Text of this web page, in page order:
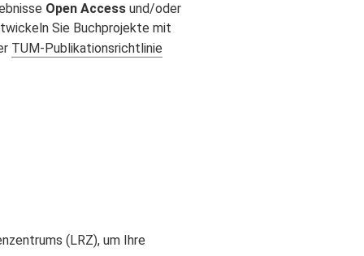
Open Access und/oder
Sie Buchprojekte mit
TUM‑Publikationsrichtlinie
(LRZ), um Ihre